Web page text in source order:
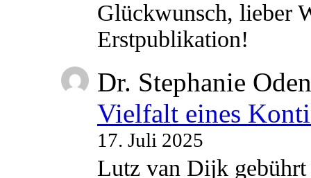
Glückwunsch, lieber
Erstpublikation!
Dr. Stephanie
Vielfalt eines
17. Juli 2025
Lutz van Dijk